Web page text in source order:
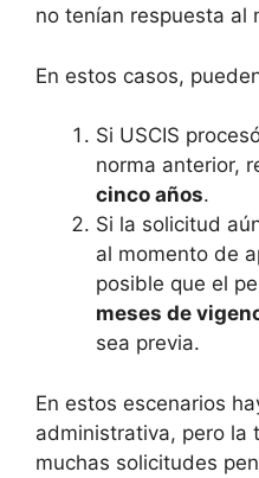
no tenían respuesta al
En estos casos,
Si USCIS
norma anterior,
cinco años.
Si la solicitud
al momento de
posible que el
meses de
sea previa.
En estos escenarios
administrativa, pero la
muchas solicitudes